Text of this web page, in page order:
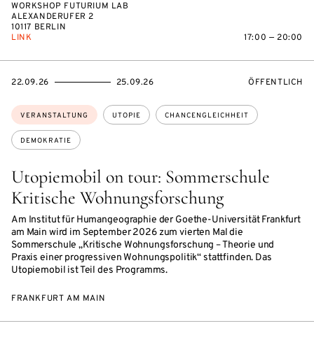
WORKSHOP FUTURIUM LAB
ALEXANDERUFER 2
10117 BERLIN
LINK
17:00 — 20:00
Utopiemobil on tour: Sommerschule
Kritische Wohnungsforschung
Am Institut für Humangeographie der Goethe-Universität Frankfurt
am Main wird im September 2026 zum vierten Mal die
Sommerschule „Kritische Wohnungsforschung – Theorie und
Praxis einer progressiven Wohnungspolitik“ stattfinden. Das
Utopiemobil ist Teil des Programms.
Themen:
VERANSTALTUNG UTOPIE CHANCENGLEICHHEIT
DEMOKRATIE
EVENTBEGINSON
22.09.26
EVENTENDSON 25.09.26 ÖFFENTLICH
FRANKFURT AM MAIN